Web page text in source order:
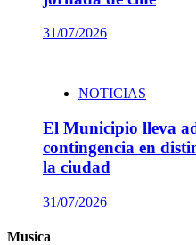
31/07/2026
NOTICIAS
El Municipio lleva
contingencia en
la ciudad
31/07/2026
Musica